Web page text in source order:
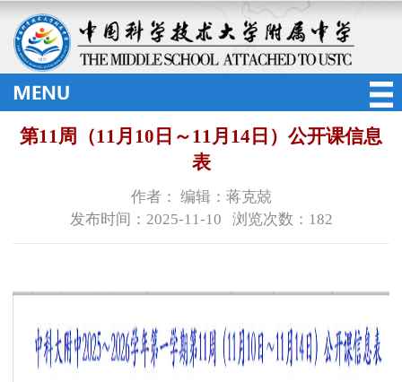
第11周（11月10日～11月14日）公开课信息
表
作者： 编辑：蒋克兢
发布时间：2025-11-10 浏览次数： 182